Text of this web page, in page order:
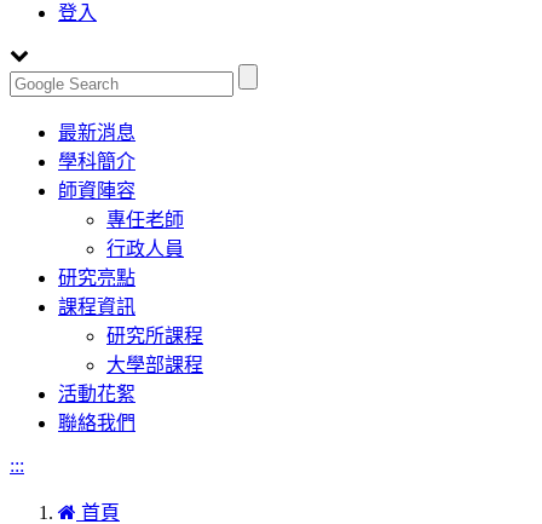
登入
Toggle
navigation
最新消息
學科簡介
師資陣容
專任老師
行政人員
研究亮點
課程資訊
研究所課程
大學部課程
活動花絮
聯絡我們
:::
首頁